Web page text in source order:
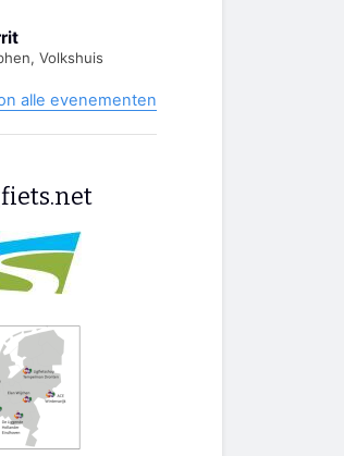
Volkshuis
alle evenementen